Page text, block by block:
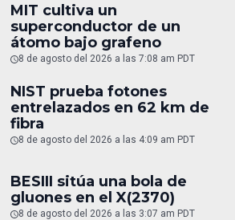
MIT cultiva un
superconductor de un
átomo bajo grafeno
8 de agosto del 2026 a las 7:08 am PDT
NIST prueba fotones
entrelazados en 62 km de
fibra
8 de agosto del 2026 a las 4:09 am PDT
BESIII sitúa una bola de
gluones en el X(2370)
8 de agosto del 2026 a las 3:07 am PDT